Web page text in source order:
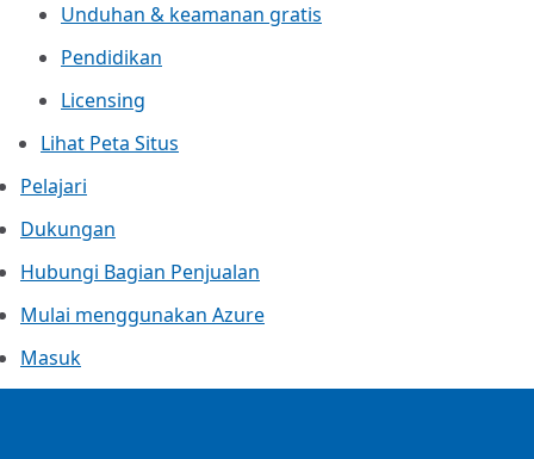
Unduhan & keamanan gratis
Pendidikan
Licensing
Lihat Peta Situs
Pelajari
Dukungan
Hubungi Bagian Penjualan
Mulai menggunakan Azure
Masuk